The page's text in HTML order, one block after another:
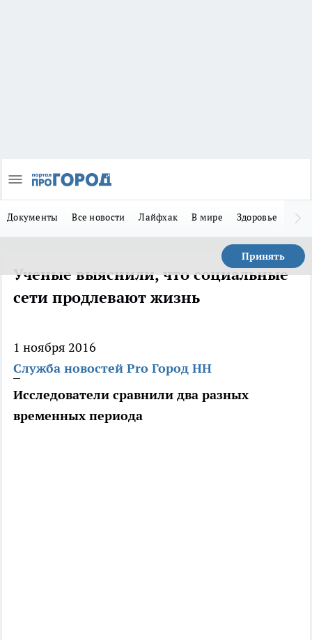
Документы Все новости Лайфхак В мире Здоровье
Принять
Ученые выяснили, что социальные
сети продлевают жизнь
1 ноября 2016
Служба новостей Pro Город НН
Исследователи сравнили два разных
временных периода